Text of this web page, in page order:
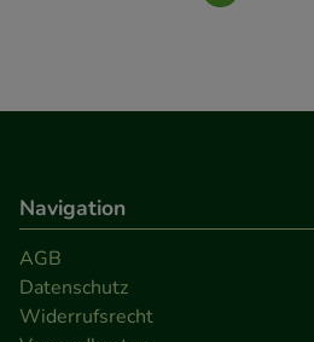
Navigation
AGB
Datenschutz
Widerrufsrecht